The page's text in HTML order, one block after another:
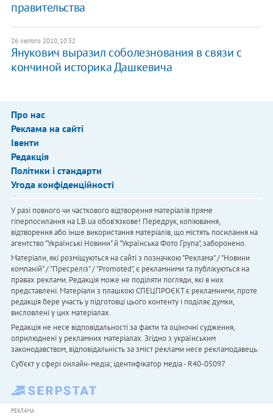
правительства
26 лютого 2010, 10:32
Янукович выразил соболезнования в связи с
кончиной историка Дашкевича
Про нас
Реклама на сайті
Івенти
Редакція
Політики і стандарти
Угода конфіденційності
У разі повного чи часткового відтворення матеріалів пряме
гіперпосилання на LB.ua обов'язкове! Передрук, копіювання,
відтворення або інше використання матеріалів, що містять посилання на
агентство "Українськi Новини" й "Українська Фото Група", заборонено.
Матеріали, які розміщуються на сайті з позначкою "Реклама" / "Новини
компаній" / "Пресреліз" / "Promoted", є рекламними та публікуються на
правах реклами. Редакція може не поділяти погляди, які в них
представлені. Матеріали з плашкою СПЕЦПРОЄКТ є рекламними, проте
редакція бере участь у підготовці цього контенту і поділяє думки,
висловлені у цих матеріалах.
Редакція не несе відповідальності за факти та оціночні судження,
оприлюднені у рекламних матеріалах. Згідно з українським
законодавством, відповідальність за зміст реклами несе рекламодавець.
Cуб'єкт у сфері онлайн-медіа; ідентифікатор медіа - R40-05097
РЕКЛАМА